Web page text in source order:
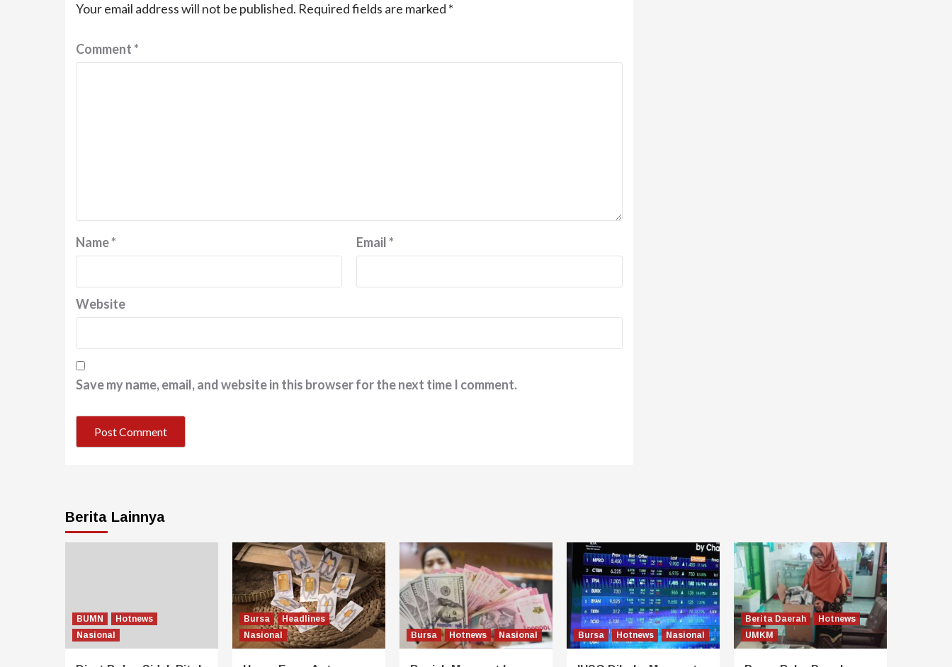
Your email address will not be published. Required fields are marked *
Comment*
Name* Email*
Website
Save my name, email, and website in this browser for the next time I comment.
Berita Lainnya
BUMN
Hotnews
Nasional
Bursa
Headlines
Nasional
Bursa Hotnews Nasional Bursa Hotnews Nasional
Berita Daerah
Hotnews
UMKM